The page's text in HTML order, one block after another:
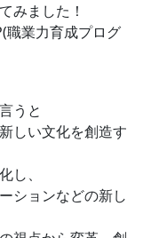
みました！
職業力育成プログ
うと
しい文化を創造す
し、
ションなどの新し